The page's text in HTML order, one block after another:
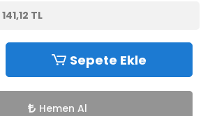
141,12 TL
Sepete Ekle
Hemen Al